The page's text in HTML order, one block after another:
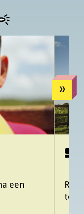
een
Rijg